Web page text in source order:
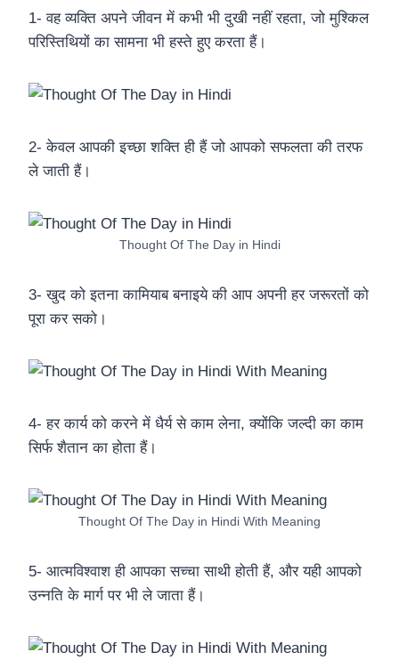
1- वह व्यक्ति अपने जीवन में कभी भी दुखी नहीं रहता, जो मुश्किल
परिस्तिथियों का सामना भी हस्ते हुए करता हैं।
2- केवल आपकी इच्छा शक्ति ही हैं जो आपको सफलता की तरफ
ले जाती हैं।
Thought Of The Day in Hindi
3- खुद को इतना कामियाब बनाइये की आप अपनी हर जरूरतों को
पूरा कर सको।
4- हर कार्य को करने में धैर्य से काम लेना, क्योंकि जल्दी का काम
सिर्फ शैतान का होता हैं।
Thought Of The Day in Hindi With Meaning
5- आत्मविश्वाश ही आपका सच्चा साथी होती हैं, और यही आपको
उन्नति के मार्ग पर भी ले जाता हैं।